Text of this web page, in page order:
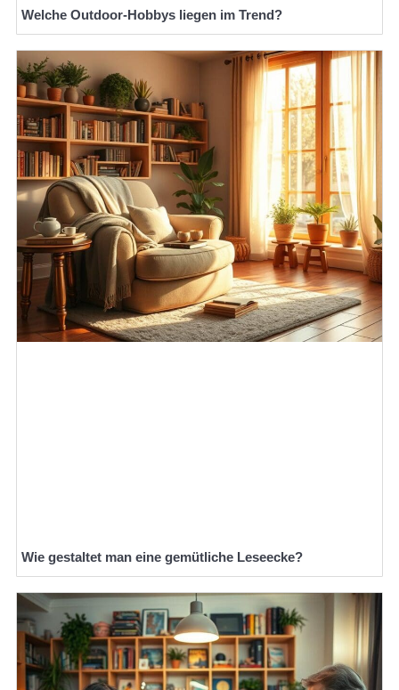
Welche Outdoor-Hobbys liegen im Trend?
Wie gestaltet man eine gemütliche Leseecke?